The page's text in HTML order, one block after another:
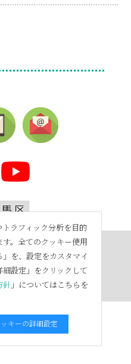
ラフィック分析を目的
。全てのクッキー使用
を、設定をカスタマイ
設定」をクリックして
針 」についてはこちらを
キーの詳細設定